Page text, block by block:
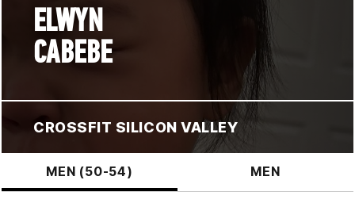
ELWYN
CABEBE
CROSSFIT SILICON VALLEY
MEN (50-54) MEN